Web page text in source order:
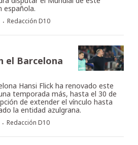
española.
· Redacción D10
el Barcelona
Hansi Flick ha renovado este
temporada más, hasta el 30 de
de extender el vínculo hasta
la entidad azulgrana.
· Redacción D10